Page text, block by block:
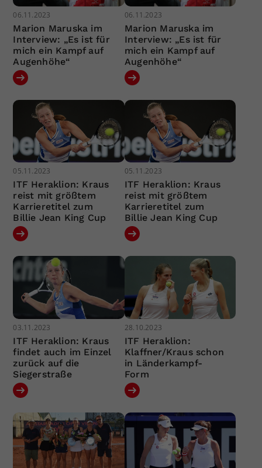
06.11.2023
Marion Maruska im
Interview: „Es ist für
mich ein Kampf auf
Augenhöhe“
06.11.2023
Marion Maruska im
Interview: „Es ist für
mich ein Kampf auf
Augenhöhe“
05.11.2023
ITF Heraklion: Kraus
reist mit größtem
Karrieretitel zum
Billie Jean King Cup
05.11.2023
ITF Heraklion: Kraus
reist mit größtem
Karrieretitel zum
Billie Jean King Cup
03.11.2023
ITF Heraklion: Kraus
findet auch im Einzel
zurück auf die
Siegerstraße
28.10.2023
ITF Heraklion:
Klaffner/Kraus schon
in Länderkampf-
Form